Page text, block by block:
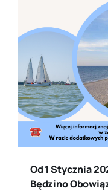
Od 1 Stycznia
Będzino